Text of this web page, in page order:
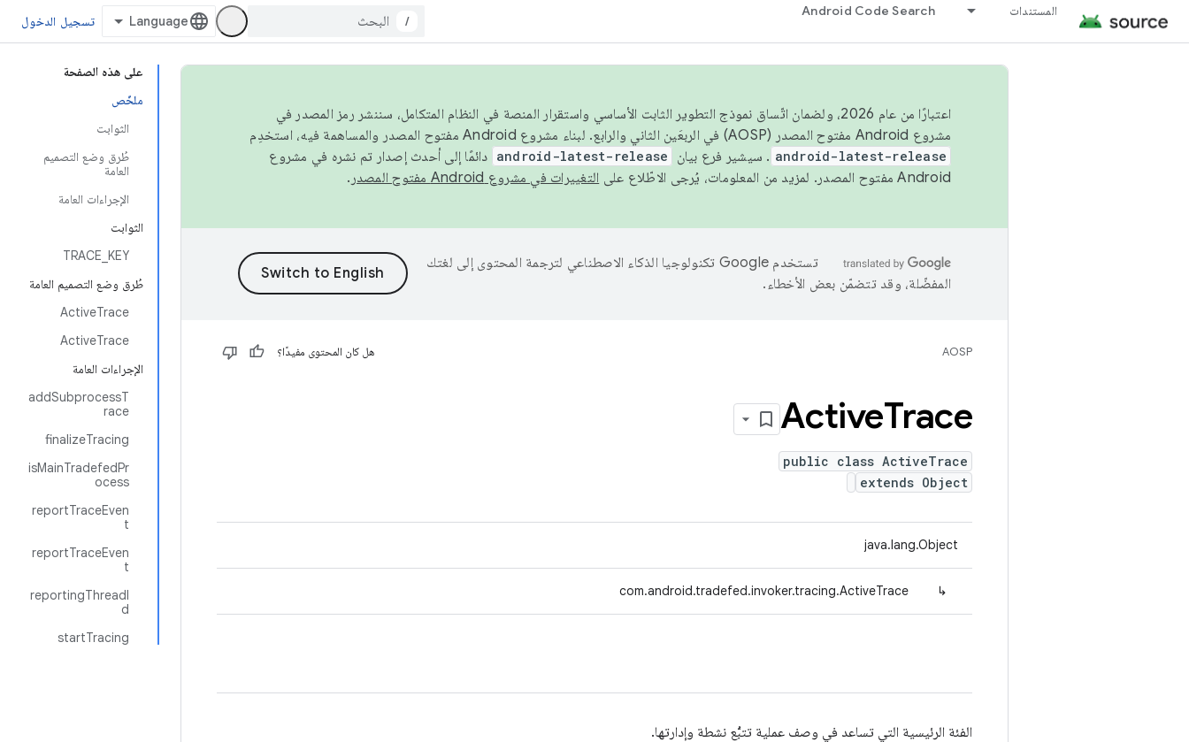
المستندات Android Code Search
/ تسجيل الدخول
على هذه الصفحة
ملخّص
الثوابت
طُرق وضع التصميم
العامة
الإجراءات العامة
الثوابت
TRACE_KEY
طُرق وضع التصميم العامة
ActiveTrace
ActiveTrace
الإجراءات العامة
addSubprocessT
race
finalizeTracing
isMainTradefedPr
ocess
reportTraceEven
t
reportTraceEven
t
reportingThreadI
d
startTracing
اعتبارًا من عام 2026، ولضمان اتّساق نموذج التطوير الثابت الأساسي واستقرار المنصة في النظام المتكامل، سننشر رمز المصدر في
مشروع Android مفتوح المصدر (AOSP) في الربعَين الثاني والرابع. لبناء مشروع Android مفتوح المصدر والمساهمة فيه، استخدِم
android-latest-release . سيشير فرع بيان android-latest-release دائمًا إلى أحدث إصدار تم نشره في مشروع
Android مفتوح المصدر. لمزيد من المعلومات، يُرجى الاطّلاع على
التغييرات في مشروع Android مفتوح المصدر .
تستخدم Google تكنولوجيا الذكاء الاصطناعي لترجمة المحتوى إلى لغتك
المفضّلة، وقد تتضمّن بعض الأخطاء.
AOSP هل كان المحتوى مفيدًا؟
ActiveTrace
public class ActiveTrace
extends Object
java.lang.Object
↳
com.android.tradefed.invoker.tracing.ActiveTrace
الفئة الرئيسية التي تساعد في وصف عملية تتبُّع نشطة وإدارتها.